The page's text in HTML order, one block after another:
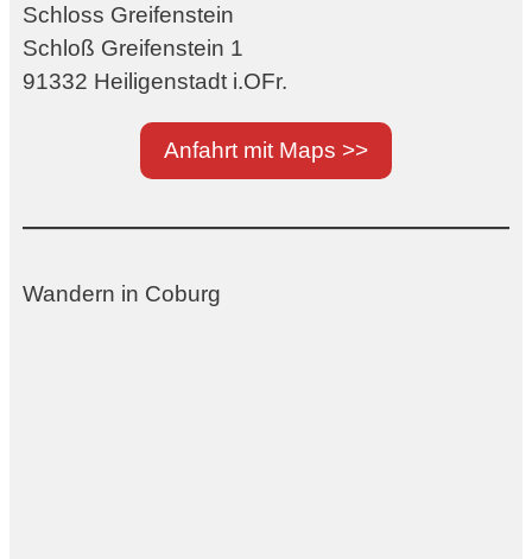
Schloss Greifenstein
Schloß Greifenstein 1
91332 Heiligenstadt i.OFr.
Anfahrt mit Maps >>
Wandern in Coburg